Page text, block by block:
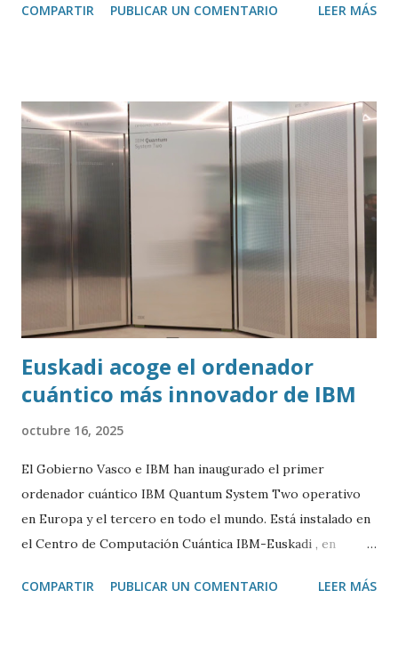
transcribir y resumir los vídeos de Youtube, así como
COMPARTIR PUBLICAR UN COMENTARIO LEER MÁS
Euskadi acoge el ordenador
cuántico más innovador de IBM
octubre 16, 2025
El Gobierno Vasco e IBM han inaugurado el primer
ordenador cuántico IBM Quantum System Two operativo
en Europa y el tercero en todo el mundo. Está instalado en
el Centro de Computación Cuántica IBM-Euskadi , en
siete metros de ancho por 4 de alto. Está encerrado en una
COMPARTIR PUBLICAR UN COMENTARIO LEER MÁS